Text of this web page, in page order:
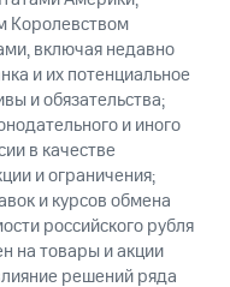
Королевством
включая недавно
и их потенциальное
и обязательства;
и иного
в качестве
и ограничения;
и курсов обмена
российского рубля
на товары и акции
решений ряда